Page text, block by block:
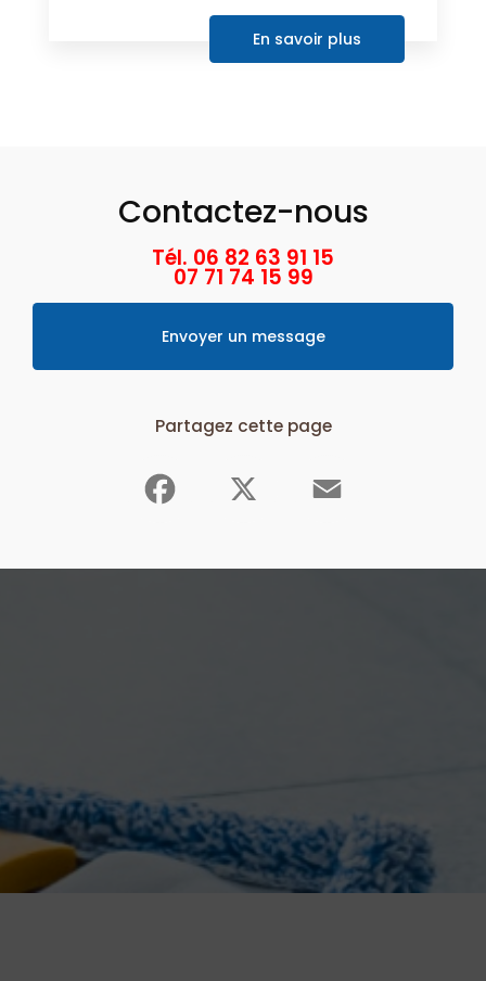
En savoir plus
Contactez-nous
Tél. 06 82 63 91 15
07 71 74 15 99
Envoyer un message
Partagez cette page